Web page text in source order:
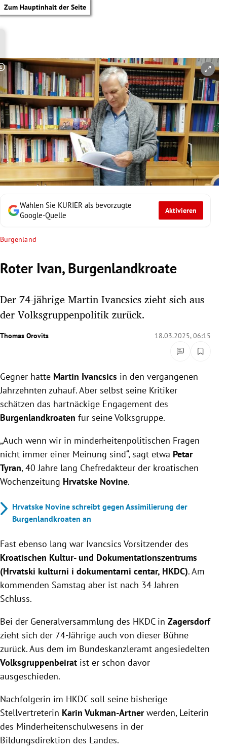
Zum Hauptinhalt der Seite
Untermenü
Untermenü
Untermenü
Untermenü
Untermenü
Untermenü
Untermenü
Wählen Sie KURIER als bevorzugte
Google-Quelle
Aktivieren
Burgenland
Roter Ivan, Burgenlandkroate
Der 74-jährige Martin Ivancsics zieht sich aus
der Volksgruppenpolitik zurück.
Thomas Orovits 18.03.2025, 06:15
Copyright-Hinweis öffnen/schließen
Gegner hatte Martin Ivancsics in den vergangenen
Jahrzehnten zuhauf. Aber selbst seine Kritiker
schätzen das hartnäckige Engagement des
Burgenlandkroaten für seine Volksgruppe.
„Auch wenn wir in minderheitenpolitischen Fragen
nicht immer einer Meinung sind“, sagt etwa Petar
Tyran, 40 Jahre lang Chefredakteur der kroatischen
Wochenzeitung Hrvatske Novine.
Hrvatske Novine schreibt gegen Assimilierung der
Burgenlandkroaten an
Fast ebenso lang war Ivancsics Vorsitzender des
Kroatischen Kultur- und Dokumentationszentrums
(Hrvatski kulturni i dokumentarni centar, HKDC). Am
kommenden Samstag aber ist nach 34 Jahren
Schluss.
Bei der Generalversammlung des HKDC in Zagersdorf
zieht sich der 74-Jährige auch von dieser Bühne
zurück. Aus dem im Bundeskanzleramt angesiedelten
Volksgruppenbeirat ist er schon davor
ausgeschieden.
Nachfolgerin im HKDC soll seine bisherige
Stellvertreterin Karin Vukman-Artnerwerden, Leiterin
des Minderheitenschulwesens in der
Bildungsdirektion des Landes.